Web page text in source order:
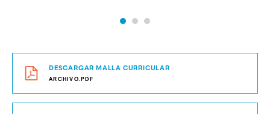
DESCARGAR MALLA CURRICULAR
ARCHIVO.PDF